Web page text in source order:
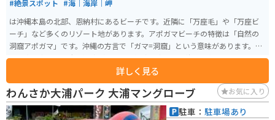
#絶景スポット #海｜海岸｜岬
は沖縄本島の北部、恩納村にあるビーチです。近隣に「万座毛」や「万座ビ
ーチ」など多くのリゾート地があります。アポガマビーチの特徴は「自然の
洞窟アポガマ」です。沖縄の方言で「ガマ=洞窟」という意味があります。海
岸の真ん中には巨大な洞窟がありその洞窟の中から外海も一望できます。ま
た、ダイビングやシュノーケリングの人気スポットでもあり、夕方にはキレ
イな夕日も拝めます。
詳しく見る
わんさか大浦パーク 大浦マングローブ お気に入り
駐車： 駐車場あり